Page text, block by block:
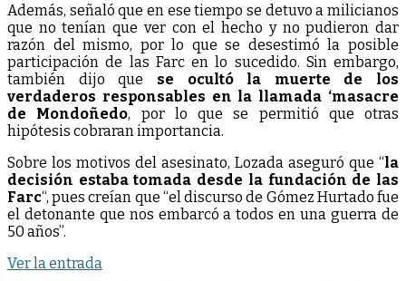
Además, señaló que en ese tiempo se detuvo a milicianos
que no tenían que ver con el hecho y no pudieron dar
razón del mismo, por lo que se desestimó la posible
participación de las Farc en lo sucedido. Sin embargo,
también dijo que se ocultó la muerte de los
verdaderos responsables en la llamada ‘masacre
de Mondoñedo, por lo que se permitió que otras
hipótesis cobraran importancia.
Sobre los motivos del asesinato, Lozada aseguró que “la
decisión estaba tomada desde la fundación de las
Farc“, pues creían que “el discurso de Gómez Hurtado fue
el detonante que nos embarcó a todos en una guerra de
50 años”.
Ver la entrada